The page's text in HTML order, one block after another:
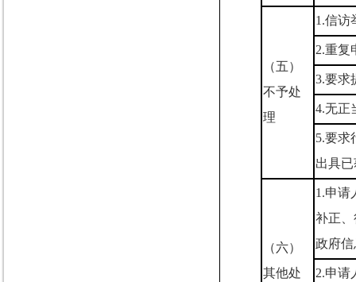
（五）
不予处
理
1.信访
2.重复
3.要求
4.无正
5.要求
出具
（六）
其他处
1.申请
补正
政府
2.申请